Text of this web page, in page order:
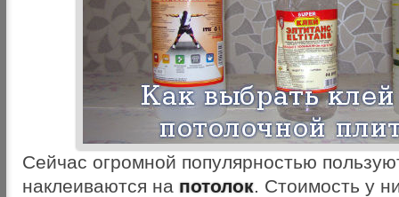
Сейчас огромной популярностью
наклеиваются на потолок. Стоимость у